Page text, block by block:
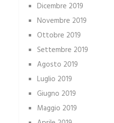
Dicembre 2019
Novembre 2019
Ottobre 2019
Settembre 2019
Agosto 2019
Luglio 2019
Giugno 2019
Maggio 2019